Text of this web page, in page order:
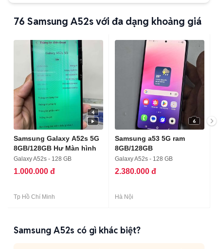
76 Samsung A52s với đa dạng khoảng giá
4
Samsung Galaxy A52s 5G
8GB/128GB Hư Màn hình
Galaxy A52s - 128 GB
1.000.000 đ
Tp Hồ Chí Minh
6
Samsung a53 5G ram
8GB/128GB
Galaxy A52s - 128 GB
2.380.000 đ
Hà Nội
Samsung A52s có gì khác biệt?